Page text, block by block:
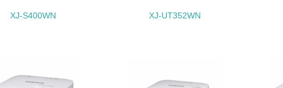
XJ-S400WN XJ-UT352WN